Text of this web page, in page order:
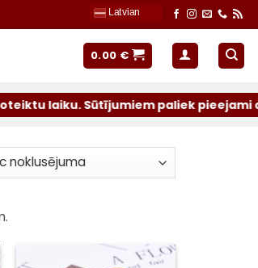
Latvian
0.00 €
Sūtījumiem paliek pieejami